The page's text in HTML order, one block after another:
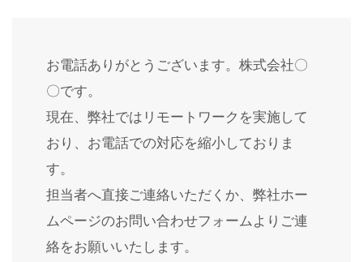
お電話ありがとうございます。株式会社〇
〇です。
現在、弊社ではリモートワークを実施して
おり、お電話での対応を縮小しておりま
す。
担当者へ直接ご連絡いただくか、弊社ホー
ムページのお問い合わせフォームよりご連
絡をお願いいたします。